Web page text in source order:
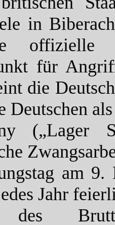
in
offizielle
für
die
Deutschen
(„Lager
am
Jahr